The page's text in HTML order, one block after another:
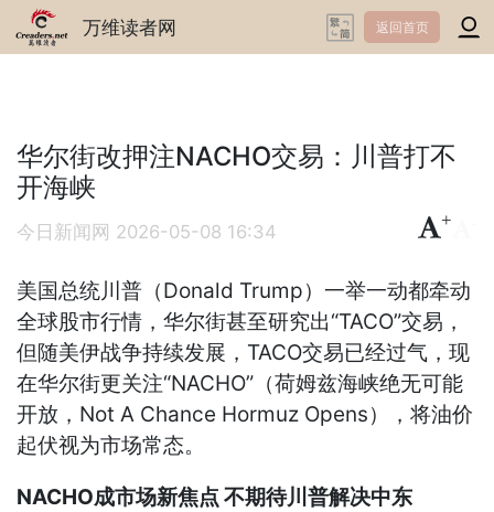
万维读者网 返回首页
华尔街改押注NACHO交易：川普打不
开海峡
今日新闻网 2026-05-08 16:34
+
美国总统川普（Donald Trump）一举一动都牵动
全球股市行情，华尔街甚至研究出“TACO”交易，
但随美伊战争持续发展，TACO交易已经过气，现
在华尔街更关注“NACHO”（荷姆兹海峡绝无可能
开放，Not A Chance Hormuz Opens），将油价
起伏视为市场常态。
NACHO成市场新焦点 不期待川普解决中东